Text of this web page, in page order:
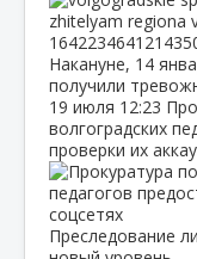
Накануне, 14
получили
19 июля 12:23
волгоградских
проверки их
Преследование